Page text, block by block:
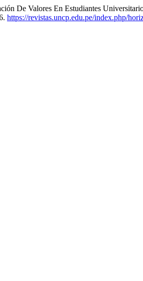
De Valores En Estudiantes
https://revistas.uncp.edu.pe/index.php/